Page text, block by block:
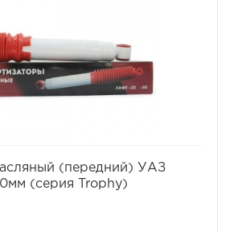
(передний) УАЗ
(серия Trophy)